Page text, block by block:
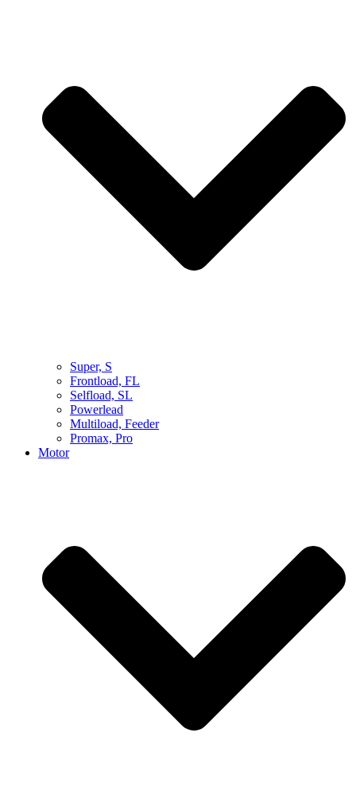
Super, S
Frontload, FL
Selfload, SL
Powerlead
Multiload, Feeder
Promax, Pro
Motor